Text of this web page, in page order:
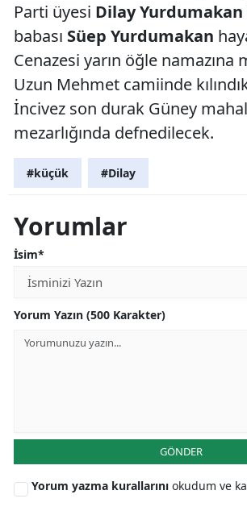
Parti üyesi Dilay Yurdumakan
babası Süep Yurdumakan
Cenazesi yarın öğle namazına
Uzun Mehmet camiinde
İncivez son durak Güney
mezarlığında defnedilecek.
#küçük #Dilay
Yorumlar
İsim*
Yorum Yazın (500 Karakter)
GÖNDER
Yorum yazma kurallarını okudum ve